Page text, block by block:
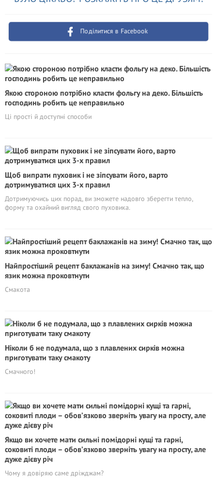
Поділитися в Facebook
Якою стороною потрібно класти фольгу на деко. Більшість
господинь робить це неправильно
Ці прості й доступні способи
Щоб випрати пуховик і не зіпсувати його, варто
дотримуватися цих 3-х правил
Дотримуючись цих порад, ви зможете надовго зберегти тепло,
форму та охайний вигляд свого пуховика.
Найпростіший рецепт баклажанів на зиму! Смачно так, що
язик можна проковтнути
Смакота
Ніколи б не подумала, що з плавлених сирків можна
приготувати таку смакоту
Смачного!
Якщо ви хочете мати сильні помідорні кущі та гарні,
соковиті плоди – обов’язково зверніть увагу на просту, але
дуже дієву річ
Чому я довіряю саме дріжджам?